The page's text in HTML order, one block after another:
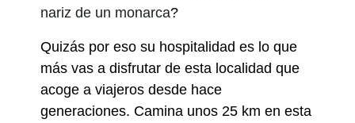
nariz de un monarca?
Quizás por eso su hospitalidad es lo que
más vas a disfrutar de esta localidad que
acoge a viajeros desde hace
generaciones. Camina unos 25 km en esta